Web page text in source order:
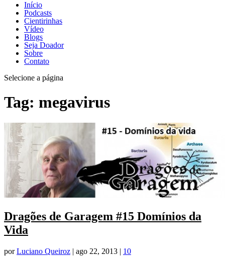
Início
Podcasts
Cientirinhas
Vídeo
Blogs
Seja Doador
Sobre
Contato
Selecione a página
Tag: megavirus
Dragões de Garagem #15 Domínios da
Vida
porLuciano Queiroz | ago 22, 2013 | 10